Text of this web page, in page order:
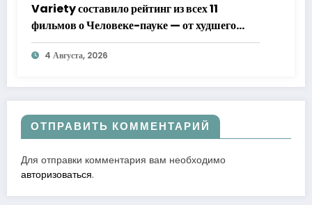
Variety составило рейтинг из всех 11
фильмов о Человеке-пауке — от худшего
к лучшему
4 Августа, 2026
ОТПРАВИТЬ КОММЕНТАРИЙ
Для отправки комментария вам необходимо
авторизоваться.